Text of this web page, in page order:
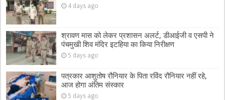
4 days ago
श्रावण मास को लेकर प्रशासन अलर्ट, डीआईजी व एसपी ने
पंचमुखी शिव मंदिर इटहिया का किया निरीक्षण
5 days ago
पत्रकार आशुतोष रौनियार के पिता रविंद रौनियार नहीं रहे,
आज होगा अंतिम संस्कार
5 days ago